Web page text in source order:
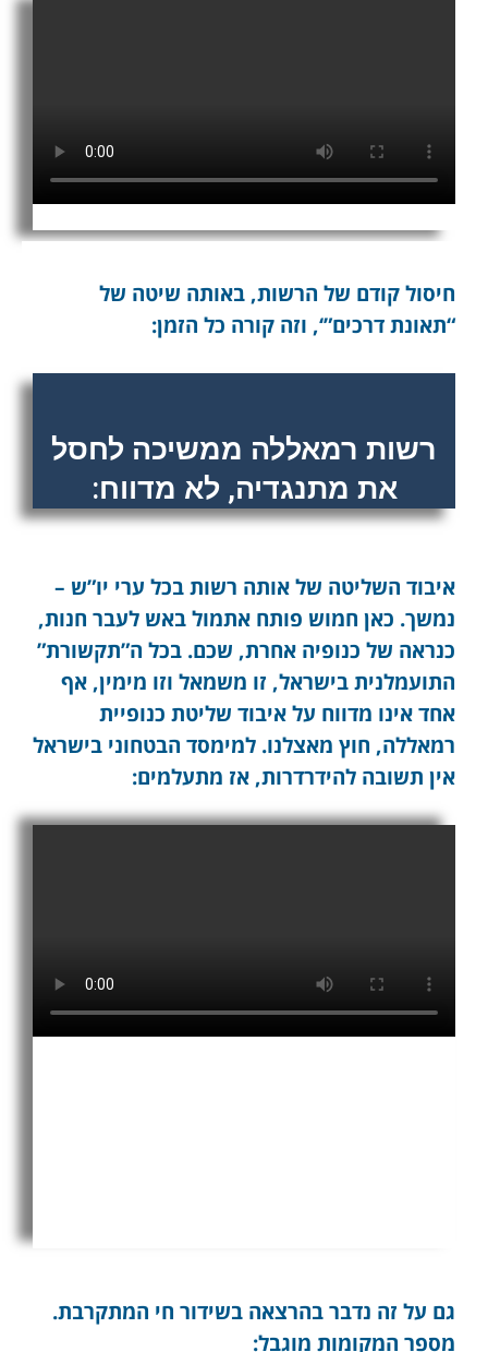
חיסול קודם של הרשות, באותה שיטה של
“תאונת דרכים”‘, וזה קורה כל הזמן:
רשות רמאללה ממשיכה לחסל
את מתנגדיה, לא מדווח:
איבוד השליטה של אותה רשות בכל ערי יו”ש –
נמשך. כאן חמוש פותח אתמול באש לעבר חנות,
כנראה של כנופיה אחרת, שכם. בכל ה”תקשורת”
התועמלנית בישראל, זו משמאל וזו מימין, אף
אחד אינו מדווח על איבוד שליטת כנופיית
רמאללה, חוץ מאצלנו. למימסד הבטחוני בישראל
אין תשובה להידרדרות, אז מתעלמים:
גם על זה נדבר בהרצאה בשידור חי המתקרבת.
מספר המקומות מוגבל: